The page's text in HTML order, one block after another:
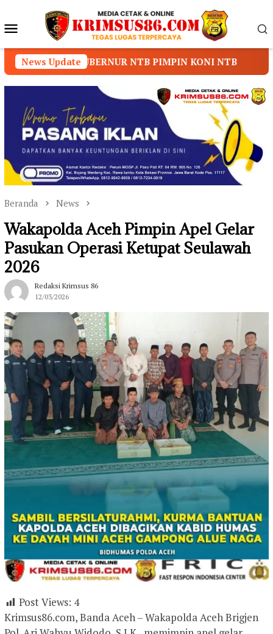
konten Menu
Mobile
News Update
NTB PIMPIN KONI NTB Prof. Dr. Sutan
Beranda News
Wakapolda Aceh Pimpin Apel Gelar
Pasukan Operasi Ketupat Seulawah
2026
Redaksi Krimsus 86
12/03/2026
Post Views: 4
Krimsus86.com, Banda Aceh – Wakapolda Aceh Brigjen